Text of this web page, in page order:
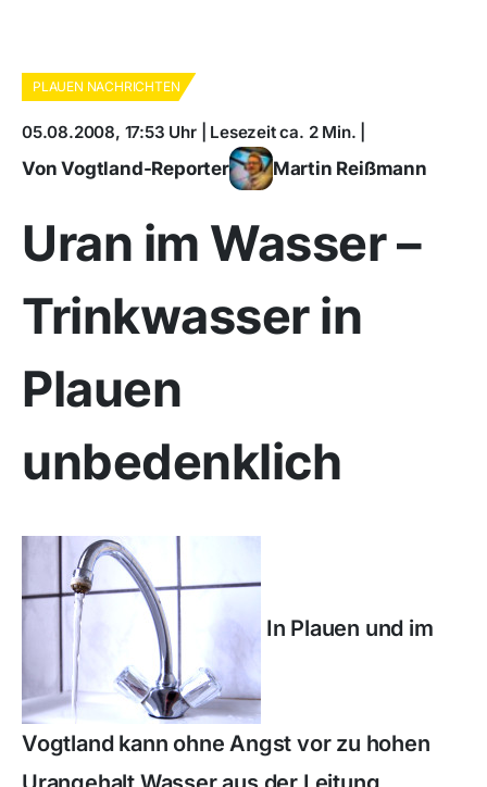
PLAUEN NACHRICHTEN
05.08.2008, 17:53 Uhr | Lesezeit ca. 2 Min. |
Von Vogtland-Reporter Martin Reißmann
Uran im Wasser –
Trinkwasser in
Plauen
unbedenklich
In Plauen und im
Vogtland kann ohne Angst vor zu hohen